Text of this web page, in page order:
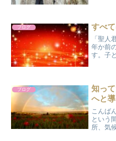
ている
ブログ すべ
「聖人
年か前
す。子
人にな
ブログ
知っ
へと
こんば
という
所、気